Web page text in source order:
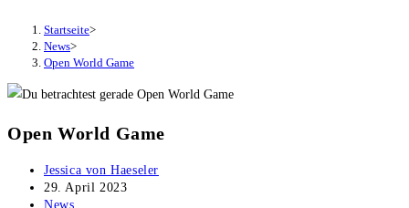
Startseite>
News>
Open World Game
Open World Game
Beitrags-
Autor:
Jessica von Haeseler
Beitrag
veröffentlicht:
29. April 2023
Beitrags-
News